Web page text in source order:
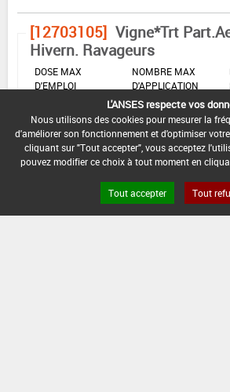
[12703105] Vigne*Trt
Hivern. Ravageurs
DOSE MAX
D'EMPLOI
NOMBRE MAX
D'APPLICATION
1,2 L/hL
INTERVALLE MINIMUM ENTRE
DATE DE RETRAIT DE L'USAGE :
L'ANSES respecte vos
Nous utilisons des cookies pour mesurer la
d'améliorer son fonctionnement et d'optimiser
cliquant sur "Tout accepter", vous acceptez
pouvez modifier ce choix à tout moment en
Tout accepter Tout